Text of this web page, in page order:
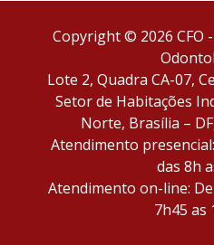
Copyright © 2026 CFO
Lote 2, Quadra CA-07,
Setor de Habitações
Norte, Brasília –
Atendimento
das 8h
Atendimento on-line:
7h45 as